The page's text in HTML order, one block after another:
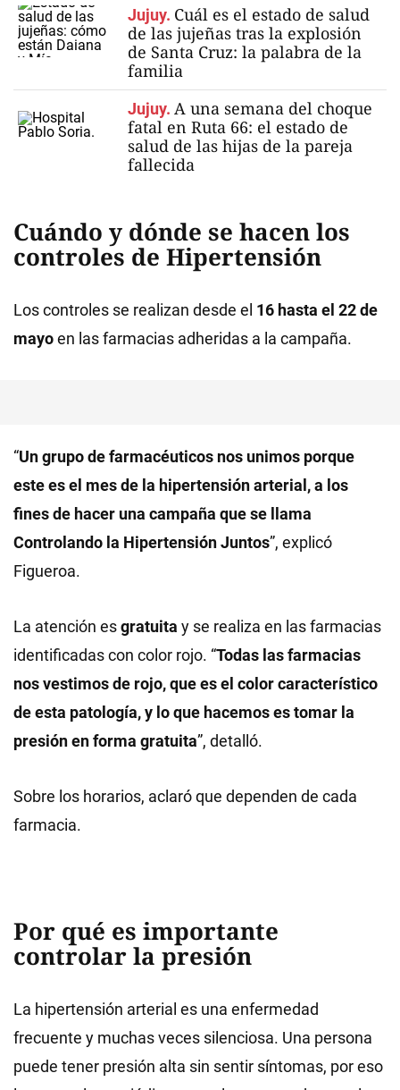
Jujuy. Cuál es el estado de salud
de las jujeñas tras la explosión
de Santa Cruz: la palabra de la
familia
Jujuy. A una semana del choque
fatal en Ruta 66: el estado de
salud de las hijas de la pareja
fallecida
Cuándo y dónde se hacen los
controles de Hipertensión
Los controles se realizan desde el 16 hasta el 22 de
mayoen las farmacias adheridas a la campaña.
“Un grupo de farmacéuticos nos unimos porque
este es el mes de la hipertensión arterial, a los
fines de hacer una campaña que se llama
Controlando la Hipertensión Juntos”, explicó
Figueroa.
La atención esgratuita y se realiza en las farmacias
identificadas con color rojo. “Todas las farmacias
nos vestimos de rojo, que es el color característico
de esta patología, y lo que hacemos es tomar la
presión en forma gratuita”, detalló.
Sobre los horarios, aclaró que dependen de cada
farmacia.
Por qué es importante
controlar la presión
La hipertensión arterial es una enfermedad
frecuente y muchas veces silenciosa. Una persona
puede tener presión alta sin sentir síntomas, por eso